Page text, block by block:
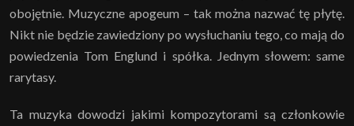
obojętnie. Muzyczne apogeum – tak można nazwać tę płytę.
Nikt nie będzie zawiedziony po wysłuchaniu tego, co mają do
powiedzenia Tom Englund i spółka. Jednym słowem: same
rarytasy.
Ta muzyka dowodzi jakimi kompozytorami są członkowie